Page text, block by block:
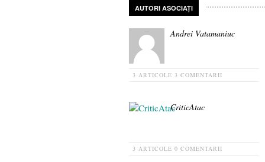
AUTORI ASOCIAȚI
Andrei Vatamaniuc
3 ARTICOLE 3 COMENTARII
CriticAtac
3 ARTICOLE 0 COMENTARII